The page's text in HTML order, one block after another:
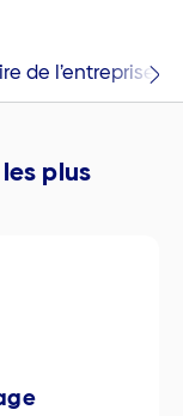
de l’entreprise
plus